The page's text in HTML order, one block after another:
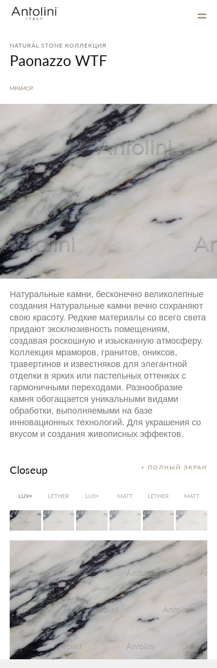
NATURAL STONE КОЛЛЕКЦИЯ
Paonazzo WTF
МРАМОР
Натуральные камни, бесконечно великолепные
создания Натуральные камни вечно сохраняют
свою красоту. Редкие материалы со всего света
придают эксклюзивность помещениям,
создавая роскошную и изысканную атмосферу.
Коллекция мраморов, гранитов, ониксов,
травертинов и известняков для элегантной
отделки в ярких или пастельных оттенках с
гармоничными переходами. Разнообразие
камня обогащается уникальными видами
обработки, выполняемыми на базе
инновационных технологий. Для украшения со
вкусом и создания живописных эффектов.
+ ПОЛНЫЙ ЭКРАН
Closeup
LUX® LETHER LUX® MATT LETHER MATT